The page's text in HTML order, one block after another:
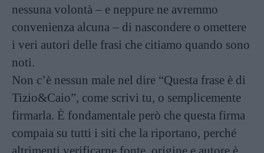
nessuna volontà – e neppure ne avremmo
convenienza alcuna – di nascondere o omettere
i veri autori delle frasi che citiamo quando sono
noti.
Non c’è nessun male nel dire “Questa frase è di
Tizio&Caio”, come scrivi tu, o semplicemente
firmarla. È fondamentale però che questa firma
compaia su tutti i siti che la riportano, perché